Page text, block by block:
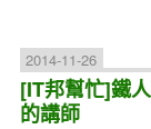
2014-11-26
[IT邦幫忙]鐵
的講師